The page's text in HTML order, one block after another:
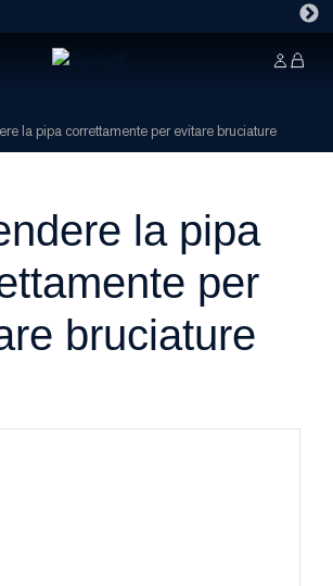
la pipa correttamente per evitare bruciature
la pipa
per
bruciature